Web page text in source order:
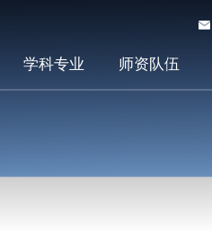
学科专业 师资队伍